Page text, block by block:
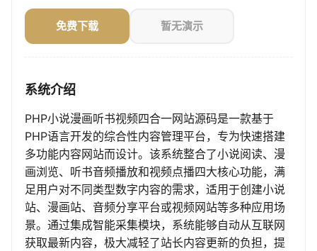
免费下载 暂无演示
系统介绍
PHP小说漫画听书视频四合一网站源码是一款基于
PHP语言开发的综合性内容管理平台，专为快速搭建
多功能内容网站而设计。该系统整合了小说阅读、漫
画浏览、听书音频播放和视频点播四大核心功能，满
足用户对不同类型数字内容的需求，适用于创建小说
站、漫画站、音频分享平台或视频网站等多种应用场
景。通过集成智能采集模块，系统能够自动从互联网
获取最新内容，极大减轻了站长内容更新的负担，提